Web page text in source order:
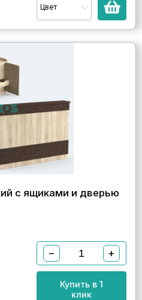
Цвет
с ящиками и дверью
− +
Купить в 1
клик